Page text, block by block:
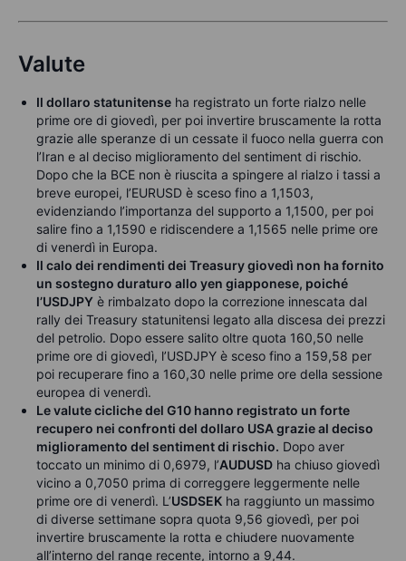
Valute
Il dollaro statunitense ha registrato un forte rialzo nelle
prime ore di giovedì, per poi invertire bruscamente la rotta
grazie alle speranze di un cessate il fuoco nella guerra con
l’Iran e al deciso miglioramento del sentiment di rischio.
Dopo che la BCE non è riuscita a spingere al rialzo i tassi a
breve europei, l’EURUSD è sceso fino a 1,1503,
evidenziando l’importanza del supporto a 1,1500, per poi
salire fino a 1,1590 e ridiscendere a 1,1565 nelle prime ore
di venerdì in Europa.
Il calo dei rendimenti dei Treasury giovedì non ha fornito
un sostegno duraturo allo yen giapponese, poiché
l’USDJPY è rimbalzato dopo la correzione innescata dal
rally dei Treasury statunitensi legato alla discesa dei prezzi
del petrolio. Dopo essere salito oltre quota 160,50 nelle
prime ore di giovedì, l’USDJPY è sceso fino a 159,58 per
poi recuperare fino a 160,30 nelle prime ore della sessione
europea di venerdì.
Le valute cicliche del G10 hanno registrato un forte
recupero nei confronti del dollaro USA grazie al deciso
miglioramento del sentiment di rischio. Dopo aver
toccato un minimo di 0,6979, l’AUDUSD ha chiuso giovedì
vicino a 0,7050 prima di correggere leggermente nelle
prime ore di venerdì. L’USDSEK ha raggiunto un massimo
di diverse settimane sopra quota 9,56 giovedì, per poi
invertire bruscamente la rotta e chiudere nuovamente
all’interno del range recente, intorno a 9,44.